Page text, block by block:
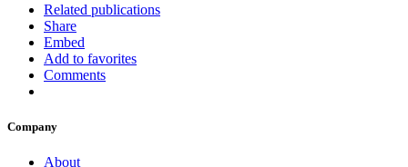
Related publications
Share
Embed
Add to favorites
Comments
Company
About